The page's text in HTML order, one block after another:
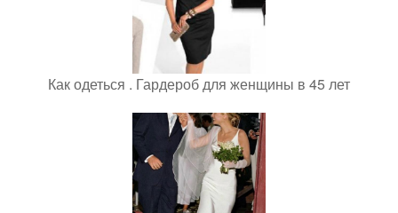
Как одеться . Гардероб для женщины в 45 лет